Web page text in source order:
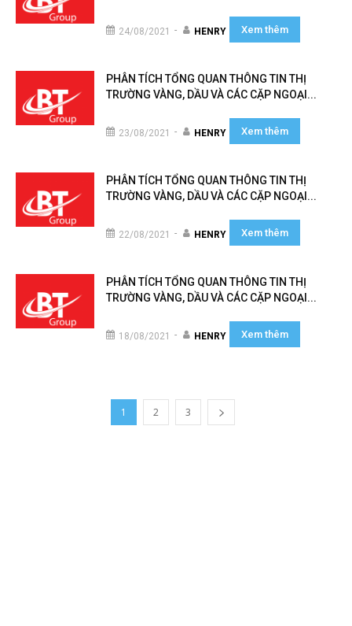
24/08/2021 - HENRY Xem thêm
PHÂN TÍCH TỔNG QUAN THÔNG TIN THỊ
TRƯỜNG VÀNG, DẦU VÀ CÁC CẶP NGOẠI...
23/08/2021 - HENRY Xem thêm
PHÂN TÍCH TỔNG QUAN THÔNG TIN THỊ
TRƯỜNG VÀNG, DẦU VÀ CÁC CẶP NGOẠI...
22/08/2021 - HENRY Xem thêm
PHÂN TÍCH TỔNG QUAN THÔNG TIN THỊ
TRƯỜNG VÀNG, DẦU VÀ CÁC CẶP NGOẠI...
18/08/2021 - HENRY Xem thêm
1 2 3